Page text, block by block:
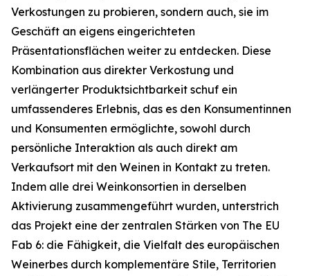
Verkostungen zu probieren, sondern auch, sie im
Geschäft an eigens eingerichteten
Präsentationsflächen weiter zu entdecken. Diese
Kombination aus direkter Verkostung und
verlängerter Produktsichtbarkeit schuf ein
umfassenderes Erlebnis, das es den Konsumentinnen
und Konsumenten ermöglichte, sowohl durch
persönliche Interaktion als auch direkt am
Verkaufsort mit den Weinen in Kontakt zu treten.
Indem alle drei Weinkonsortien in derselben
Aktivierung zusammengeführt wurden, unterstrich
das Projekt eine der zentralen Stärken von The EU
Fab 6: die Fähigkeit, die Vielfalt des europäischen
Weinerbes durch komplementäre Stile, Territorien